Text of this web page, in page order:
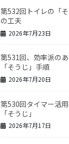
第532回トイレの「
の工夫
2026年7月23日
第531回、効率派の
「そうじ」手順
2026年7月20日
第530回タイマー活
「そうじ」
2026年7月17日